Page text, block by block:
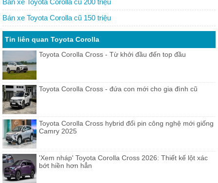
Bán xe Toyota Corolla cũ 200 triệu
Bán xe Toyota Corolla cũ 150 triệu
Tin liên quan Toyota Corolla
Toyota Corolla Cross - Từ khởi đầu đến top đầu
Toyota Corolla Cross - đứa con mới cho gia đình cũ
Toyota Corolla Cross hybrid đổi pin công nghệ mới giống
Camry 2025
'Xem nháp' Toyota Corolla Cross 2026: Thiết kế lột xác
bớt hiền hơn hẳn